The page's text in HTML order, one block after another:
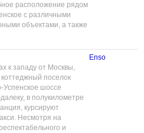
расположение рядом
с различными
объектами, а также
к западу от Москвы,
поселок
Успенское шоссе
в полукилометре
курсируют
Несмотря на
и
Enso